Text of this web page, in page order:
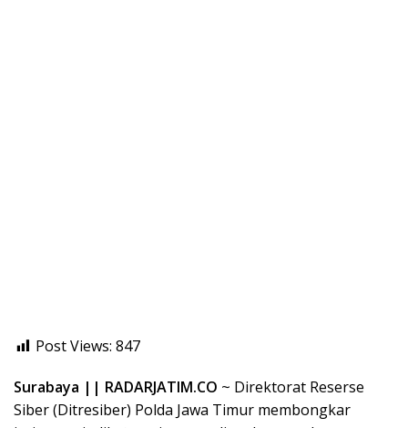
Post Views: 847
Surabaya || RADARJATIM.CO ~ Direktorat Reserse
Siber (Ditresiber) Polda Jawa Timur membongkar